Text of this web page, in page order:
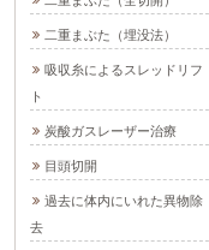
二重まぶた（埋没法）
吸収糸によるスレッドリフ
ト
炭酸ガスレーザー治療
目頭切開
過去に体内にいれた異物除
去